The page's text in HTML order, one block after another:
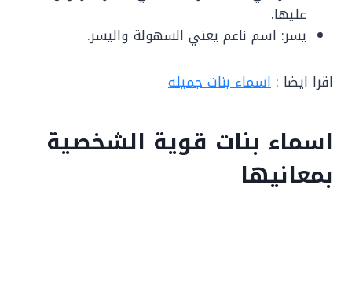
عليها.
يسر: اسم ناعم يعني السهولة واليسر.
اقرا ايضا : اسماء بنات جميله
اسماء بنات قوية الشخصية
بمعانيها